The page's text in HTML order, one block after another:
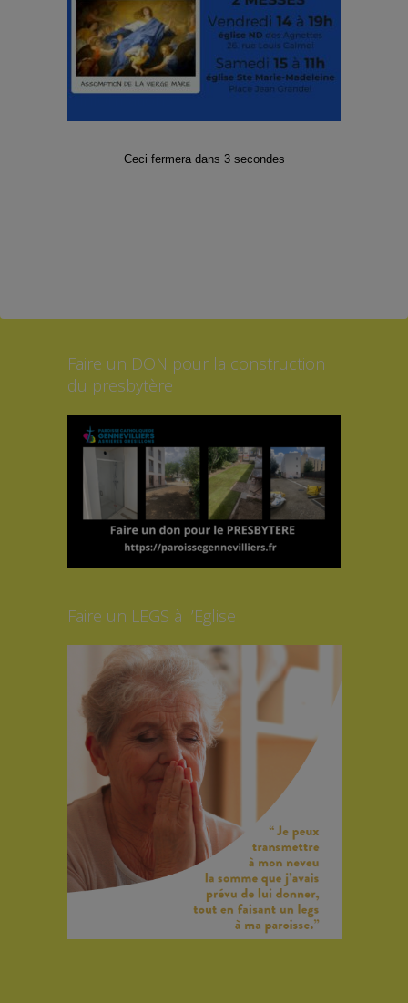
Facebook TwitterInstagram
Abonnez-vous à notre Lettre
d’informations
Faire un DON pour la construction
du presbytère
Faire un LEGS à l’Eglise
Ceci fermera dans 2secondes